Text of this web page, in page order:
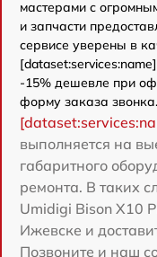
мастерами с
и запчасти
сервисе уверены в
-15% дешевле при
форму заказа звонка.
выполняется на
габаритного
ремонта. В таких
Umidigi Bison X10
Ижевске и
Позвоните и наш